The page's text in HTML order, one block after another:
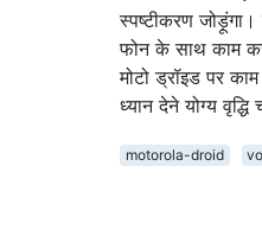
स्पष्टीकरण
फोन के साथ काम
मोटो ड्रॉइड पर
ध्यान देने योग्य वृद्धि
motorola-droid